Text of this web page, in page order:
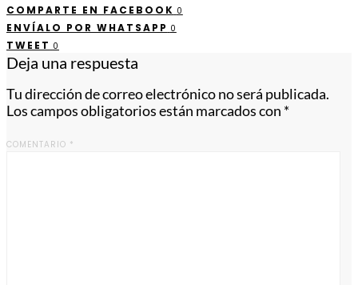
COMPARTE EN FACEBOOK 0
ENVÍALO POR WHATSAPP 0
TWEET 0
Deja una respuesta
Tu dirección de correo electrónico no será publicada.
Los campos obligatorios están marcados con *
COMENTARIO *